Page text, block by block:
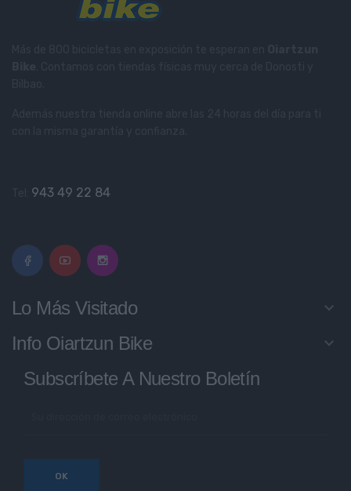
943 49 22 84
Lo Más Visitado keyboard_arrow_down
Info Oiartzun Bike keyboard_arrow_down
Subscríbete A Nuestro Boletín